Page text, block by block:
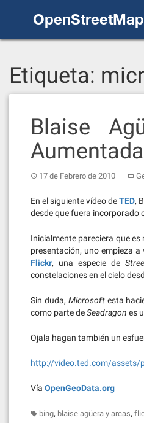
OpenStreetMap
Etiqueta:
Blaise
Aumentada
17 de Febrero de 2010
En el siguiente vídeo deTED,
desde que fuera incorporado
Inicialmente pareciera que
presentación, uno empieza
Flickr, una especie de
constelaciones en el cielo
Sin duda, Microsoftesta
como parte deSeadragon es
Ojala hagan también un
http://video.ted.com/assets/
Vía OpenGeoData.org
bing, blaise agüera y arcas,